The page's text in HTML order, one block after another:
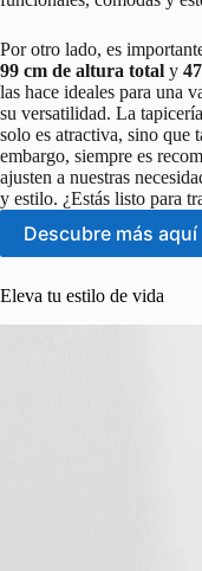
Por otro lado, es
99 cm de altura total y
las hace ideales para una
su versatilidad. La
solo es atractiva, sino que
embargo, siempre es
ajusten a nuestras
y estilo. ¿Estás listo para
Descubre más aquí
Eleva tu estilo de vida